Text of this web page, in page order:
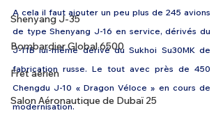
Shenyang J-35
Bombardier Global 6500
Fret aérien
Salon Aéronautique de Dubaï 25
A cela il faut ajouter un peu plus de 245 avions
de type Shenyang J-16 en service, dérivés du
J-11B lui-même dérivé du Sukhoi Su30MK de
fabrication russe. Le tout avec près de 450
Chengdu J-10 « Dragon Véloce » en cours de
modernisation.